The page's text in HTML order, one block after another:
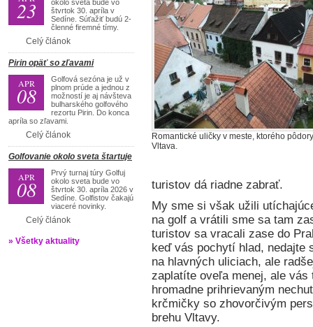
23
okolo sveta bude vo
štvrtok 30. apríla v
Sedíne. Súťažiť budú 2-
členné firemné tímy.
Celý článok
Pirin opäť so zľavami
APR
08
Golfová sezóna je už v
plnom prúde a jednou z
možností je aj návšteva
bulharského golfového
rezortu Pirin. Do konca
apríla so zľavami.
Celý článok
Golfovanie okolo sveta štartuje
APR
08
Prvý turnaj túry Golfuj
okolo sveta bude vo
štvrtok 30. apríla 2026 v
Sedíne. Golfistov čakajú
viaceré novinky.
Celý článok
» Všetky aktuality
Romantické uličky v meste, ktorého
Vltava.
turistov dá riadne zabrať.
My sme si však užili
na golf a vrátili sme sa tam
turistov sa vracali zase do
keď vás pochytí hlad, nedajte
na hlavných uliciach, ale
zaplatíte oveľa menej, ale vás
hromadne prihrievaným
krčmičky so zhovorčivým
brehu Vltavy.